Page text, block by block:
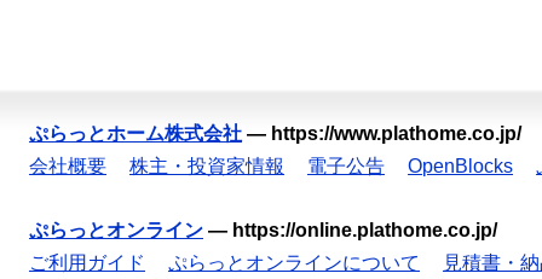
ぷらっとホーム株式会社 — https://www.plathome.co.jp/
会社概要
株主・投資家情報 電子公告 OpenBlocks
ぷらっとオンライン — https://online.plathome.co.jp/
ご利用ガイド
ぷらっとオンラインについて
見積書・